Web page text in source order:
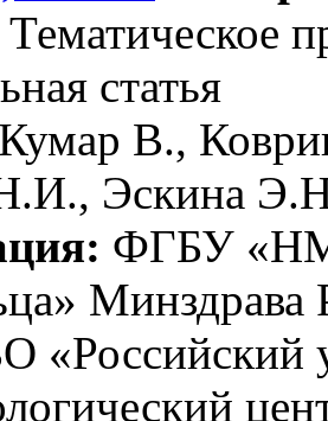
Тематическое
статья
Кумар В.,
Эскина
ФГБУ